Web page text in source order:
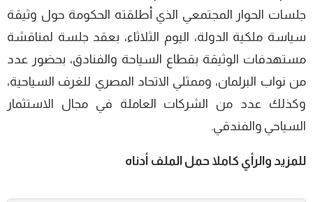
جلسات الحوار المجتمعي الذي أطلقته الحكومة حول وثيقة
سياسة ملكية الدولة، اليوم الثلاثاء، بعقد جلسة لمناقشة
مستهدفات الوثيقة بقطاع السياحة والفنادق، بحضور عدد
من نواب البرلمان، وممثلي الاتحاد المصري للغرف السياحية،
وكذلك عدد من الشركات العاملة في مجال الاستثمار
السياحي والفندقي.
للمزيد والرأي كاملا حمل الملف أدناه